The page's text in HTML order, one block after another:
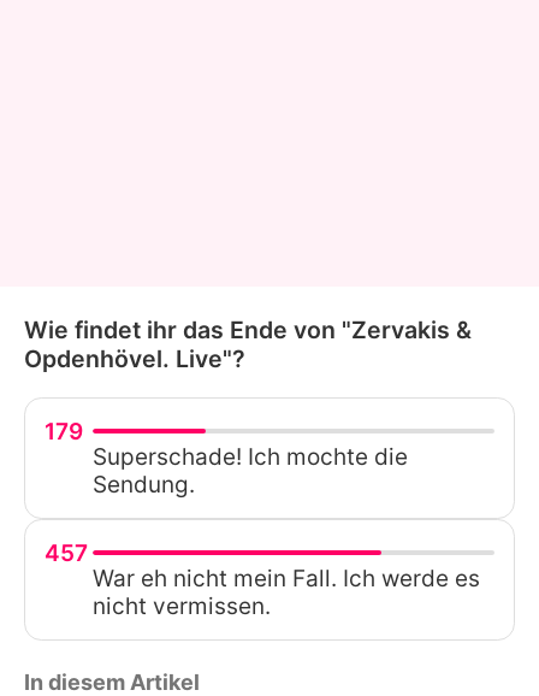
Wie findet ihr das Ende von "Zervakis &
Opdenhövel. Live"?
179
Superschade! Ich mochte die
Sendung.
457
War eh nicht mein Fall. Ich werde es
nicht vermissen.
In diesem Artikel